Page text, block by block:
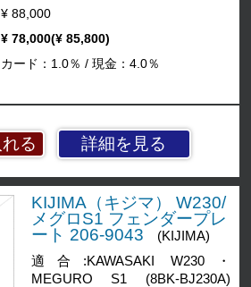
詳細を見る
¥ 88,000
¥ 78,000(¥ 85,800)
カード：1.0％ / 現金：4.0％
KIJIMA（キジマ） W230/
メグロS1 フェンダープレ
ート 206-9043
(KIJIMA)
適合:KAWASAKI W230・
MEGURO S1 (8BK-BJ230A)